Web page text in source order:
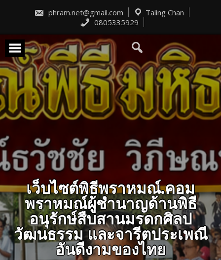
phram.net@gmail.com
Taling Chan
0805335929
เว็บไซต์พิธีพราหมณ์.คอม
พราหมณ์ผู้ชำนาญด้านพิธี
อนุรักษ์สืบสานมรดกศิลป
วัฒนธรรม และจารีตประเพณี
อันดีงามของไทย